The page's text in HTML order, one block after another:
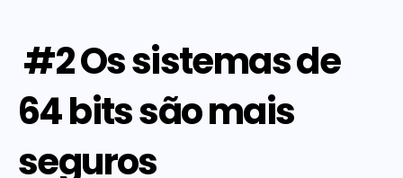
64 bits são mais
seguros